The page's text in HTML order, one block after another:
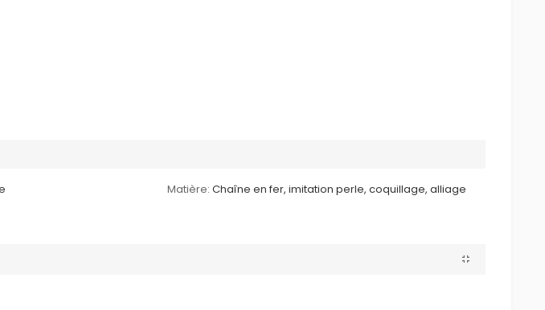
Matière: Chaîne en fer, imitation perle, coquillage, alliage